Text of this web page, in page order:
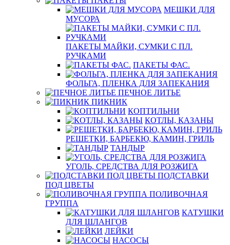
МЕШКИ ДЛЯ
МУСОРА
ПАКЕТЫ МАЙКИ, СУМКИ С ПЛ.
РУЧКАМИ
ПАКЕТЫ ФАС.
ФОЛЬГА, ПЛЕНКА ДЛЯ ЗАПЕКАНИЯ
ПЕЧНОЕ ЛИТЬЕ
ПИКНИК
КОПТИЛЬНИ
КОТЛЫ, КАЗАНЫ
РЕШЕТКИ, БАРБЕКЮ, КАМИН, ГРИЛЬ
ТАНДЫР
УГОЛЬ, СРЕДСТВА ДЛЯ РОЗЖИГА
ПОДСТАВКИ
ПОД ЦВЕТЫ
ПОЛИВОЧНАЯ
ГРУППА
КАТУШКИ
ДЛЯ ШЛАНГОВ
ЛЕЙКИ
НАСОСЫ